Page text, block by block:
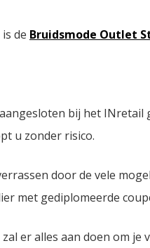
de Bruidsmode Outlet
bij het
u zonder risico.
door de vele
met gediplomeerde
er alles aan doen om